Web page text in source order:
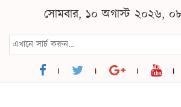
সোমবার, ১০ অগাস্ট ২০২৬,